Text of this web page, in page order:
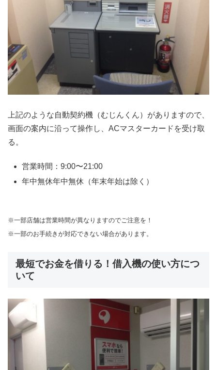
上記のような自動契約機（むじんくん）がありますので、
画面の案内に沿って操作し、ACマスターカードを受け取
る。
営業時間：9:00〜21:00
年中無休年中無休（年末年始は除く）
※一部店舗は営業時間が異なりますのでご注意を！
※一部のお手続きが対応できない場合があります。
最短でお金を借りる！借入機の使い方につ
いて